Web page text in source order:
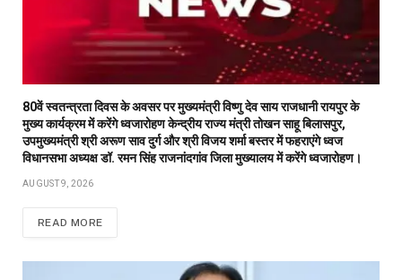
80वें स्वतन्त्रता दिवस के अवसर पर मुख्यमंत्री विष्णु देव साय राजधानी रायपुर के
मुख्य कार्यक्रम में करेंगे ध्वजारोहण केन्द्रीय राज्य मंत्री तोखन साहू बिलासपुर,
उपमुख्यमंत्री श्री अरूण साव दुर्ग और श्री विजय शर्मा बस्तर में फहराएंगे ध्वज
विधानसभा अध्यक्ष डॉ. रमन सिंह राजनांदगांव जिला मुख्यालय में करेंगे ध्वजारोहण।
AUGUST 9, 2026
READ MORE